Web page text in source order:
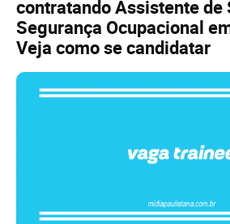
contratando Assistente de
Segurança Ocupacional
Veja como se candidatar